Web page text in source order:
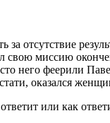
отсутствие
миссию
него феерили
оказался
или как